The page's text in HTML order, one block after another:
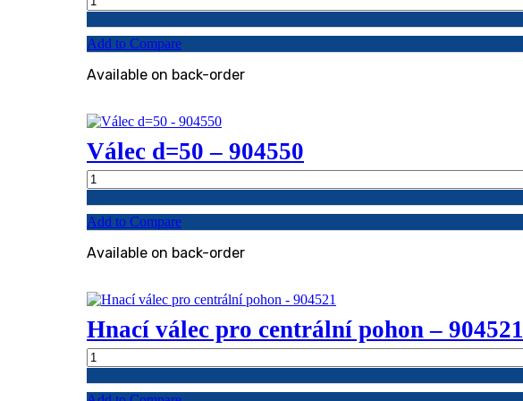
d=50
pro
MVF
-
quantity
Add to Compare
Available on back-order
Válec d=50 – 904550
Válec
d=50
-
904550
Add to Compare
Available on back-order
Hnací válec pro centrální pohon – 904521
Hnací
válec
pro